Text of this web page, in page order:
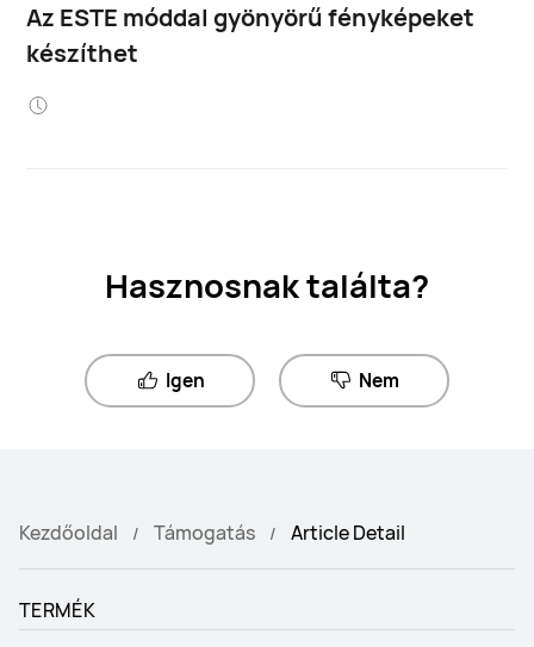
Az ESTE móddal gyönyörű fényképeket
készíthet
Hasznosnak találta?
Igen Nem
Kezdőoldal Támogatás Article Detail
TERMÉK